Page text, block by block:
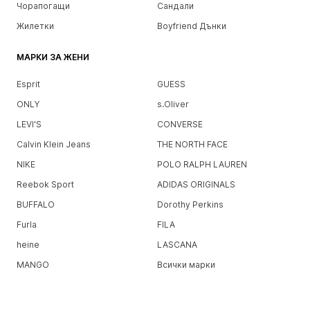
Чорапогащи
Сандали
Жилетки
Boyfriend Дънки
МАРКИ ЗА ЖЕНИ
Esprit
GUESS
ONLY
s.Oliver
LEVI'S
CONVERSE
Calvin Klein Jeans
THE NORTH FACE
NIKE
POLO RALPH LAUREN
Reebok Sport
ADIDAS ORIGINALS
BUFFALO
Dorothy Perkins
Furla
FILA
heine
LASCANA
MANGO
Всички марки